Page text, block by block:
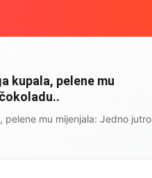
kupala, pelene mu
mu mijenjala: Jedno jutro